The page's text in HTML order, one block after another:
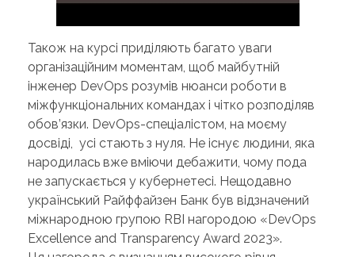
Також на курсі приділяють багато уваги
організаційним моментам, щоб майбутній
інженер DevOps розумів нюанси роботи в
міжфункціональних командах і чітко розподіляв
обов’язки. DevOps-спеціалістом, на моєму
досвіді, усі стають з нуля. Не існує людини, яка
народилась вже вміючи дебажити, чому пода
не запускається у кубернетесі. Нещодавно
український Райффайзен Банк був відзначений
міжнародною групою RBI нагородою «DevOps
Excellence and Transparency Award 2023».